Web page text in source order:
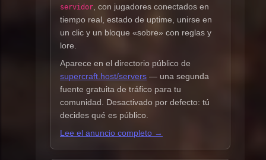
servidor , con jugadores conectados en
tiempo real, estado de uptime, unirse en
un clic y un bloque «sobre» con reglas y
lore.
Aparece en el directorio público de
supercraft.host/servers — una segunda
fuente gratuita de tráfico para tu
comunidad. Desactivado por defecto: tú
decides qué es público.
Lee el anuncio completo →